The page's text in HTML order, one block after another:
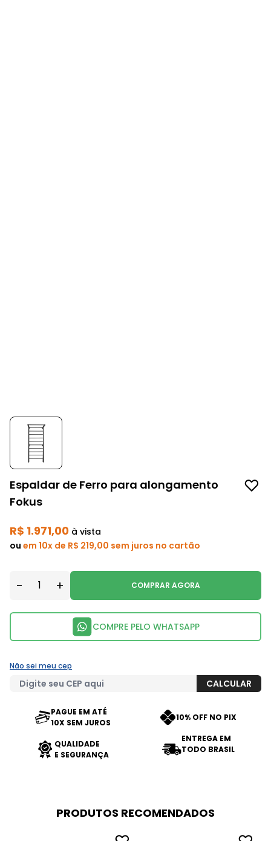
Espaldar de Ferro para alongamento
Fokus
R$ 1.971,00 à vista
ou em 10x de R$ 219,00 sem juros no cartão
- + COMPRAR AGORA
COMPRE PELO WHATSAPP
Não sei meu cep
PAGUE EM ATÉ
10X SEM JUROS
10% OFF NO PIX
QUALIDADE
E SEGURANÇA
ENTREGA EM
TODO BRASIL
PRODUTOS RECOMENDADOS